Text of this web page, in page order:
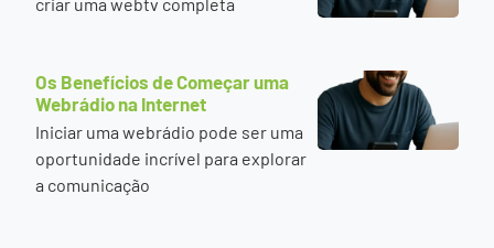
Os Benefícios de Começar uma
Webrádio na Internet
Iniciar uma webrádio pode ser uma
oportunidade incrível para explorar
a comunicação